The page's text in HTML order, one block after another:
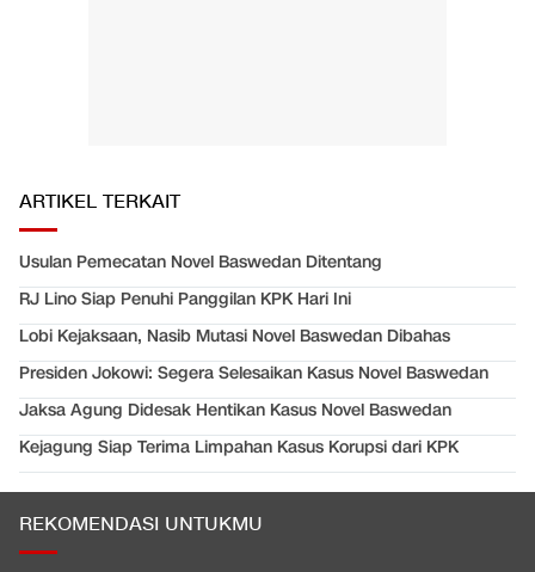
ARTIKEL TERKAIT
Usulan Pemecatan Novel Baswedan Ditentang
RJ Lino Siap Penuhi Panggilan KPK Hari Ini
Lobi Kejaksaan, Nasib Mutasi Novel Baswedan Dibahas
Presiden Jokowi: Segera Selesaikan Kasus Novel Baswedan
Jaksa Agung Didesak Hentikan Kasus Novel Baswedan
Kejagung Siap Terima Limpahan Kasus Korupsi dari KPK
REKOMENDASI UNTUKMU